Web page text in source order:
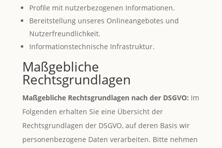
Profile mit nutzerbezogenen Informationen.
Bereitstellung unseres Onlineangebotes und
Nutzerfreundlichkeit.
Informationstechnische Infrastruktur.
Maßgebliche
Rechtsgrundlagen
Maßgebliche Rechtsgrundlagen nach der DSGVO: Im
Folgenden erhalten Sie eine Übersicht der
Rechtsgrundlagen der DSGVO, auf deren Basis wir
personenbezogene Daten verarbeiten. Bitte nehmen